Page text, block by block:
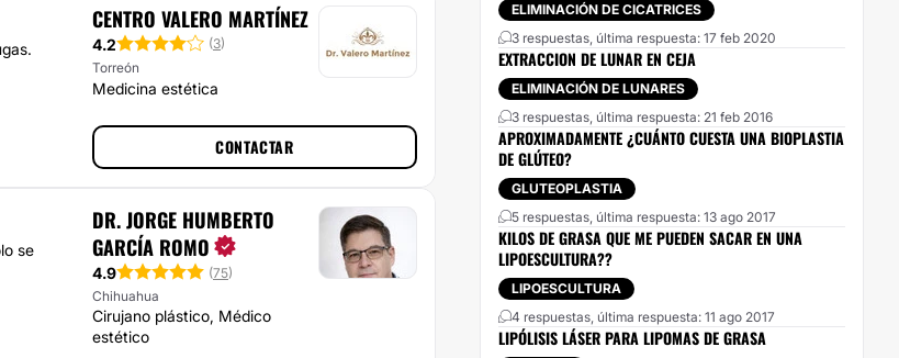
CENTRO VALERO MARTÍNEZ
4.2 (3)
Torreón
Medicina estética
CONTACTAR
se
DR. JORGE HUMBERTO
GARCÍA ROMO
4.9 (75)
Chihuahua
Cirujano plástico, Médico
estético
ELIMINACIÓN DE CICATRICES
3 respuestas, última respuesta: 17 feb 2020
EXTRACCION DE LUNAR EN CEJA
ELIMINACIÓN DE LUNARES
3 respuestas, última respuesta: 21 feb 2016
APROXIMADAMENTE ¿CUÁNTO CUESTA UNA BIOPLASTIA
DE GLÚTEO?
GLUTEOPLASTIA
5 respuestas, última respuesta: 13 ago 2017
KILOS DE GRASA QUE ME PUEDEN SACAR EN UNA
LIPOESCULTURA??
LIPOESCULTURA
4 respuestas, última respuesta: 11 ago 2017
LIPÓLISIS LÁSER PARA LIPOMAS DE GRASA